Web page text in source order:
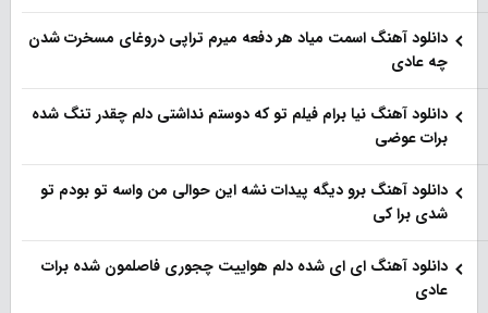
دانلود آهنگ اسمت میاد هر دفعه میرم تراپی دروغای مسخرت شدن
چه عادی
دانلود آهنگ نیا برام فیلم تو‌ که دوستم نداشتی دلم چقدر تنگ شده
برات عوضی
دانلود آهنگ برو دیگه پیدات نشه این حوالی من واسه تو‌ بودم تو
شدی برا کی
دانلود آهنگ ای ای شده دلم هواییت چجوری فاصلمون شده برات
عادی